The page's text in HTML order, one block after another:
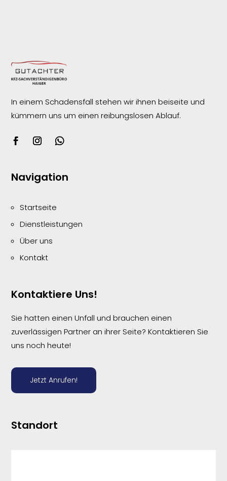
In einem Schadensfall stehen wir ihnen beiseite und
kümmern uns um einen reibungslosenAblauf.
Navigation
Startseite
Dienstleistungen
Über uns
Kontakt
Kontaktiere Uns!
Sie hatten einen Unfall und brauchen einen
zuverlässigen Partner an ihrer Seite? Kontaktieren Sie
uns noch heute!
Jetzt Anrufen!
Standort